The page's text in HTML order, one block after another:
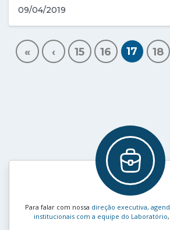
09/04/2019
« ‹ 15 16 17 18
Para falar com nossa direção executiva,
institucionais com a equipe do Laboratório